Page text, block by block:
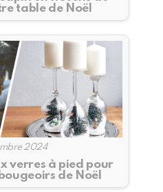
table de Noël
2024
verres à pied pour
de Noël